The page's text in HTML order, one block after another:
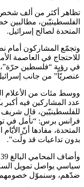
تظاهر أكثر من ألف
الفلسطينيّين، مطالبين
المتحدة لصالح إسرائيل.
وتجمّع المشاركون أمام
للاحتجاج في العاصمة
في رؤية “فلسطين حرّة”،
عنصريّاً” من جانب
ووسط مئات من الأعلام
عدد المشاركين فيه أكبر
للفلسطينيّين، قال
فرانس برس: “نأمل في
المتحدة، مفادها أنّ
بدون تداعيات قد ولّت”.
سياسي يواصل تمويل
ضدّهم، وسنموّل خصومهم،